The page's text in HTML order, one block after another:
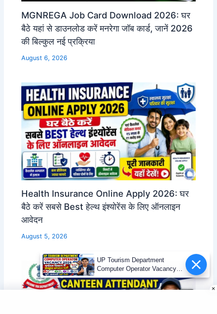
MGNREGA Job Card Download 2026: घर
बैठे यहां से डाउनलोड करें मनरेगा जॉब कार्ड, जानें 2026
की बिल्कुल नई प्रक्रिया
August 6, 2026
Health Insurance Online Apply 2026: घर
बैठे करें सबसे Best हेल्थ इंश्योरेंस के लिए ऑनलाइन
आवेदन
August 5, 2026
UP Tourism Department
Computer Operator Vacancy
2026 | 12वीं पास भर्ती